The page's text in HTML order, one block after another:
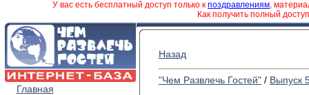
У вас есть бесплатный доступ только к поздравлениям,
Как получить полный
Главная
Назад
"Чем Развлечь Гостей" / Выпуск